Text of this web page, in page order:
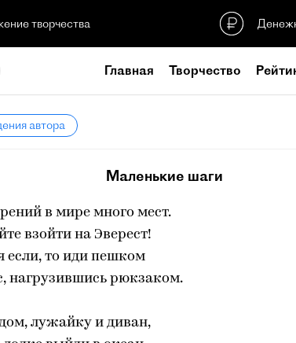
творчества
Главная Творчество
автора
Маленькие шаги
в мире много мест.
взойти на Эверест!
если, то иди пешком
нагрузившись рюкзаком.
лужайку и диван,